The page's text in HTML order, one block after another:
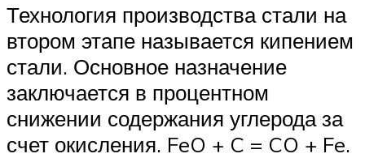
Технология производства стали на
втором этапе называется кипением
стали. Основное назначение
заключается в процентном
снижении содержания углерода за
счет окисления. FeO + C = CO + Fe.